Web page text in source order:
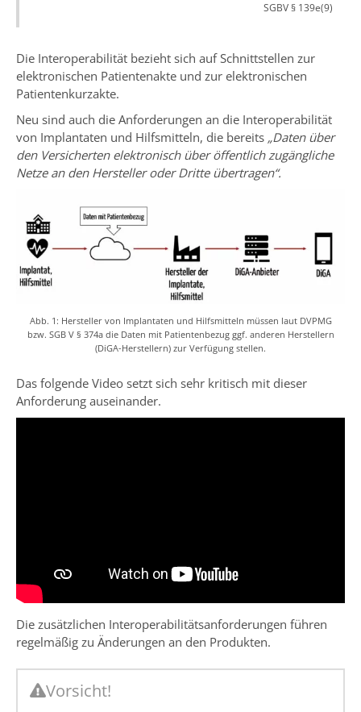
SGBV § 139e(9)
Die Interoperabilität bezieht sich auf Schnittstellen zur
elektronischen Patientenakte und zur elektronischen
Patientenkurzakte.
Neu sind auch die Anforderungen an die Interoperabilität
von Implantaten und Hilfsmitteln, die bereits „Daten über
den Versicherten elektronisch über öffentlich zugängliche
Netze an den Hersteller oder Dritte übertragen“.
Abb. 1: Hersteller von Implantaten und Hilfsmitteln müssen laut DVPMG
bzw. SGB V § 374a die Daten mit Patientenbezug ggf. anderen Herstellern
(DiGA-Herstellern) zur Verfügung stellen.
Das folgende Video setzt sich sehr kritisch mit dieser
Anforderung auseinander.
Die zusätzlichen Interoperabilitätsanforderungen führen
regelmäßig zu Änderungen an den Produkten.
Vorsicht!